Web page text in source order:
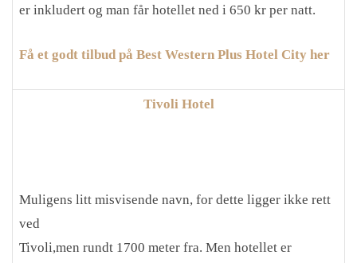
er inkludert og man får hotellet ned i 650 kr per natt.
Få et godt tilbud på Best Western Plus Hotel City her
Tivoli Hotel
Muligens litt misvisende navn, for dette ligger ikke rett
ved
Tivoli,men rundt 1700 meter fra. Men hotellet er